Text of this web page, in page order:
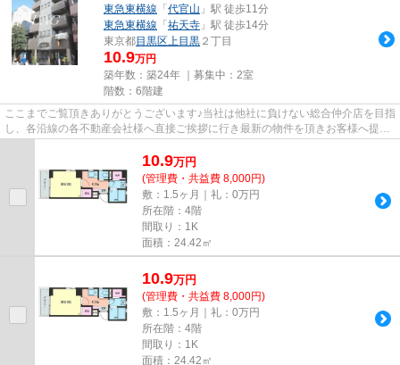
東急東横線 「 代官山 」駅 徒歩11分
東急東横線 「 祐天寺 」駅 徒歩14分
東京都目黒区上目黒 ２丁目
10.9万円
築年数：築24年 ｜募集中： 2室
階数：6階建
ここまでご覧頂きありがとうございます♪当社は他社に負けない総合仲介店を目指
し、各沿線の各不動産会社様へ直接ご挨拶に行き最新の物件を頂きお客様へ提供
10.9万円
(管理費・共益費 8,000円)
敷：1.5ヶ月｜礼：0万円
所在階：4階
間取り：1K
面積：24.42㎡
10.9万円
(管理費・共益費 8,000円)
敷：1.5ヶ月｜礼：0万円
所在階：4階
間取り：1K
面積：24.42㎡